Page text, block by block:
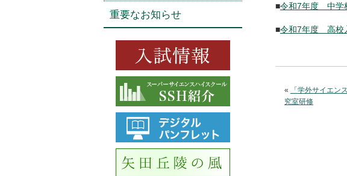
重要なお知らせ
■令和7年度 中学
■令和7年度 高校
«
「学外サイエン
究室研修